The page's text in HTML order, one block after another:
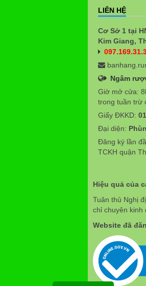
LIÊN HỆ
Cơ Sở 1 tại
Kim Giang,
Ngâm
Giờ mở cửa:
trong tuần trừ
Giấy ĐKKD:
Đại diện:
Đăng ký lần
TCKH quận
Hiệu quả của
Tuân thủ Nghị
chỉ chuyên kinh
Website đã